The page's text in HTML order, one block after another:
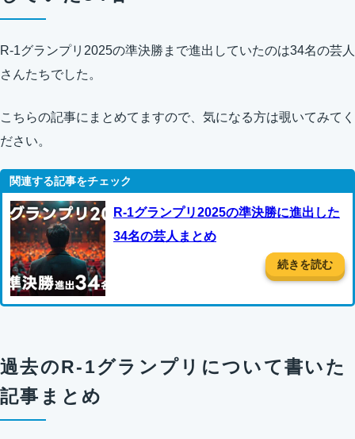
R-1グランプリ2025の準決勝まで進出していたのは34名の芸人
さんたちでした。
こちらの記事にまとめてますので、気になる方は覗いてみてく
ださい。
R-1グランプリ2025の準決勝に進出した
34名の芸人まとめ
続きを読む
過去のR-1グランプリについて書いた
記事まとめ